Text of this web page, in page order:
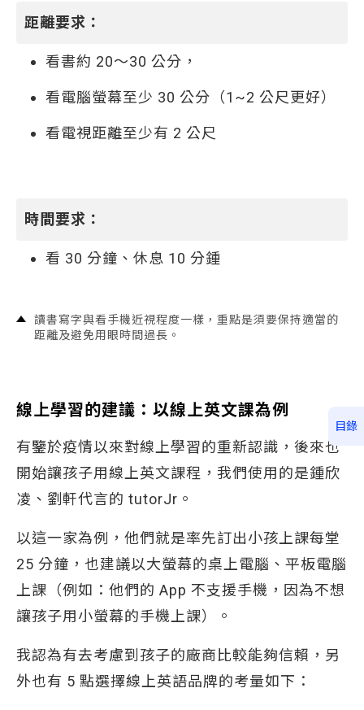
距離要求：
看書約 20～30 公分，
看電腦螢幕至少 30 公分（1~2 公尺更好）
看電視距離至少有 2 公尺
時間要求：
看 30 分鐘、休息 10 分鍾
讀書寫字與看手機近視程度一樣，重點是須要保持適當的
距離及避免用眼時間過長。
線上學習的建議：以線上英文課為例
有鑒於疫情以來對線上學習的重新認識，後來也
開始讓孩子用線上英文課程，我們使用的是鍾欣
凌、劉軒代言的 tutorJr。
以這一家為例，他們就是率先訂出小孩上課每堂
25 分鐘，也建議以大螢幕的桌上電腦、平板電腦
上課（例如：他們的 App 不支援手機，因為不想
讓孩子用小螢幕的手機上課）。
我認為有去考慮到孩子的廠商比較能夠信賴，另
外也有 5 點選擇線上英語品牌的考量如下：
目錄